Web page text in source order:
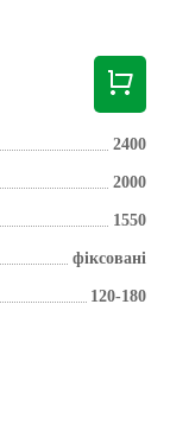
2400
2000
1550
фіксовані
120-180